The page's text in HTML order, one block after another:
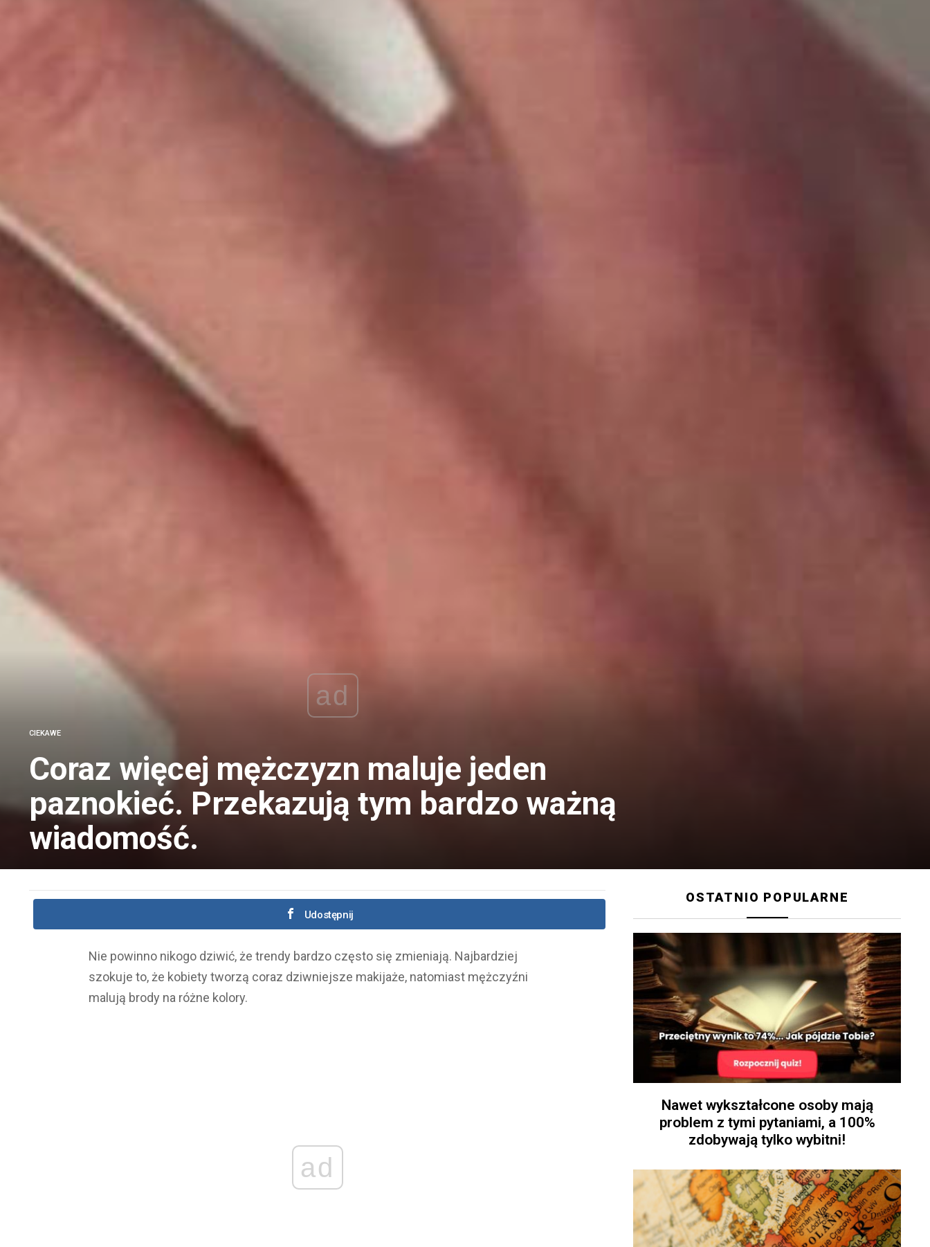
ad
CIEKAWE
Coraz więcej mężczyzn maluje jeden
paznokieć. Przekazują tym bardzo ważną
wiadomość.
Udostępnij
Nie powinno nikogo dziwić, że trendy bardzo często się zmieniają. Najbardziej
szokuje to, że kobiety tworzą coraz dziwniejsze makijaże, natomiast mężczyźni
malują brody na różne kolory.
ad
OSTATNIO POPULARNE
Nawet wykształcone osoby mają
problem z tymi pytaniami, a 100%
zdobywają tylko wybitni!